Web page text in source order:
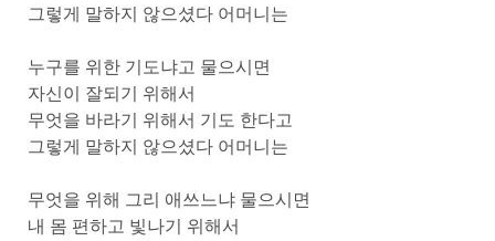
그렇게 말하지 않으셨다 어머니는
누구를 위한 기도냐고 물으시면
자신이 잘되기 위해서
무엇을 바라기 위해서 기도 한다고
그렇게 말하지 않으셨다 어머니는
무엇을 위해 그리 애쓰느냐 물으시면
내 몸 편하고 빛나기 위해서